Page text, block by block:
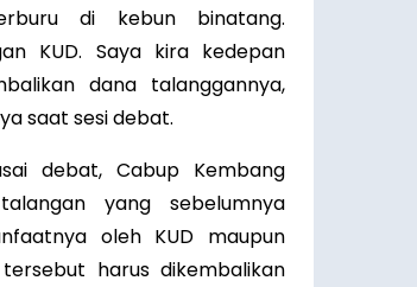
di kebun binatang.
KUD. Saya kira kedepan
dana talanggannya,
saat sesi debat.
debat, Cabup Kembang
yang sebelumnya
oleh KUD maupun
harus dikembalikan